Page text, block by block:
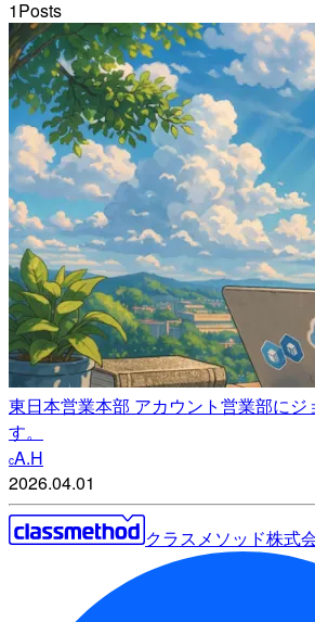
1Posts
東日本営業本部 アカウント営業部にジ
す。
cA.H
2026.04.01
クラスメソッド株式